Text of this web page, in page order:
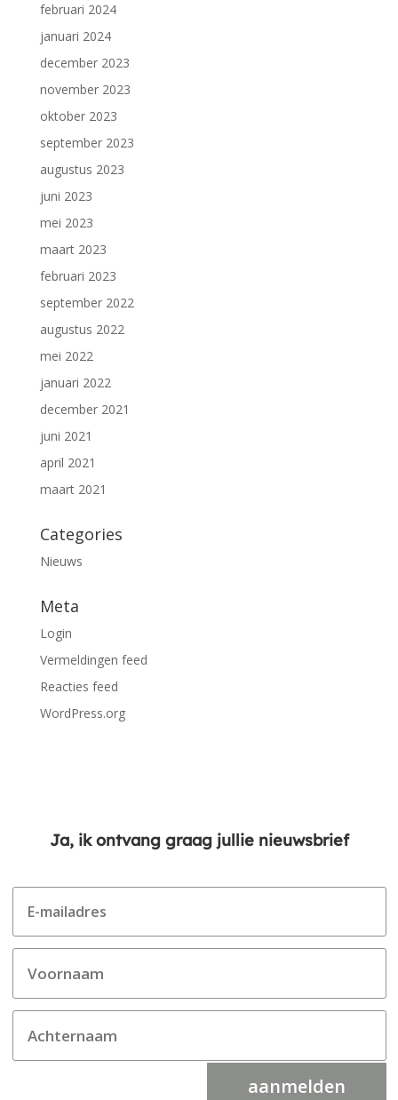
februari 2024
januari 2024
december 2023
november 2023
oktober 2023
september 2023
augustus 2023
juni 2023
mei 2023
maart 2023
februari 2023
september 2022
augustus 2022
mei 2022
januari 2022
december 2021
juni 2021
april 2021
maart 2021
Categories
Nieuws
Meta
Login
Vermeldingen feed
Reacties feed
WordPress.org
Ja, ik ontvang graag jullie nieuwsbrief
aanmelden